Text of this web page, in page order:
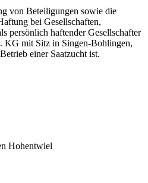
von Beteiligungen sowie die
bei Gesellschaften,
persönlich haftender Gesellschafter
KG mit Sitz in Singen-Bohlingen,
einer Saatzucht ist.
Hohentwiel